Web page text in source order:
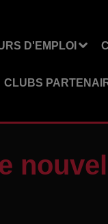
D'EMPLOI
CLUBS